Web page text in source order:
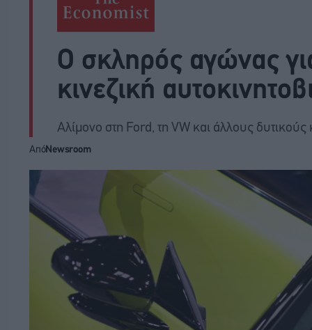
Ο σκληρός αγώνας
κινεζική
Αλίμονο στη Ford, τη VW και άλλους δυτικούς
ΑπόNewsroom